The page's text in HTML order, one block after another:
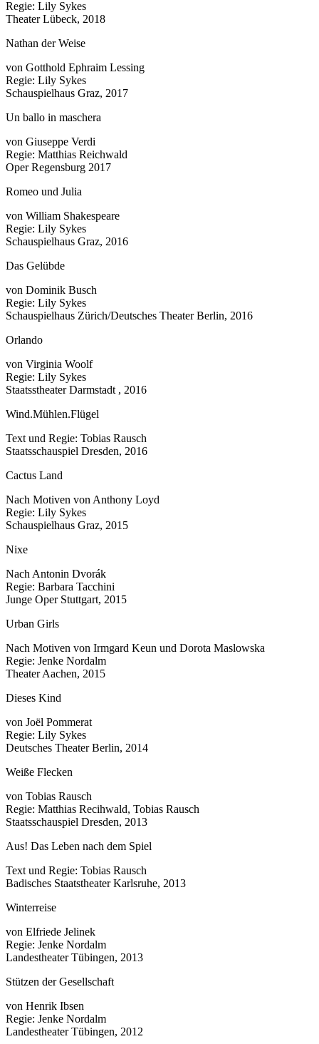
Regie: Lily Sykes
Theater Lübeck, 2018
Nathan der Weise
von Gotthold Ephraim Lessing
Regie: Lily Sykes
Schauspielhaus Graz, 2017
Un ballo in maschera
von Giuseppe Verdi
Regie: Matthias Reichwald
Oper Regensburg 2017
Romeo und Julia
von William Shakespeare
Regie: Lily Sykes
Schauspielhaus Graz, 2016
Das Gelübde
von Dominik Busch
Regie: Lily Sykes
Schauspielhaus Zürich/Deutsches Theater Berlin, 2016
Orlando
von Virginia Woolf
Regie: Lily Sykes
Staatsstheater Darmstadt , 2016
Wind.Mühlen.Flügel
Text und Regie: Tobias Rausch
Staatsschauspiel Dresden, 2016
Cactus Land
Nach Motiven von Anthony Loyd
Regie: Lily Sykes
Schauspielhaus Graz, 2015
Nixe
Nach Antonin Dvorák
Regie: Barbara Tacchini
Junge Oper Stuttgart, 2015
Urban Girls
Nach Motiven von Irmgard Keun und Dorota Maslowska
Regie: Jenke Nordalm
Theater Aachen, 2015
Dieses Kind
von Joël Pommerat
Regie: Lily Sykes
Deutsches Theater Berlin, 2014
Weiße Flecken
von Tobias Rausch
Regie: Matthias Recihwald, Tobias Rausch
Staatsschauspiel Dresden, 2013
Aus! Das Leben nach dem Spiel
Text und Regie: Tobias Rausch
Badisches Staatstheater Karlsruhe, 2013
Winterreise
von Elfriede Jelinek
Regie: Jenke Nordalm
Landestheater Tübingen, 2013
Stützen der Gesellschaft
von Henrik Ibsen
Regie: Jenke Nordalm
Landestheater Tübingen, 2012